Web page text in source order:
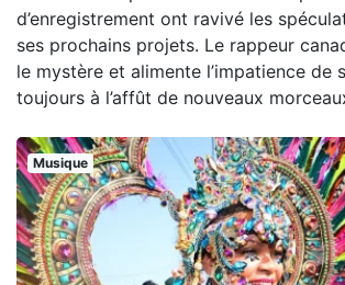
d’enregistrement ont ravivé les
ses prochains projets. Le rappeur
le mystère et alimente l’impatience de
toujours à l’affût de nouveaux
Musique